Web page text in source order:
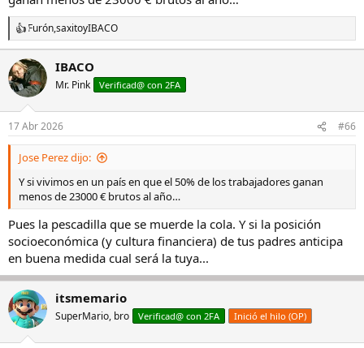
R
e
a
c
c
i
o
n
e
Furón,saxitoyIBACO
IBACO
Mr. Pink Verificad@ con 2FA
17 Abr 2026 #66
Jose Perez dijo:
Y si vivimos en un país en que el 50% de los trabajadores ganan
menos de 23000 € brutos al año…
Pues la pescadilla que se muerde la cola. Y si la posición
socioeconómica (y cultura financiera) de tus padres anticipa
en buena medida cual será la tuya...
itsmemario
SuperMario, bro Verificad@ con 2FA Inició el hilo (OP)